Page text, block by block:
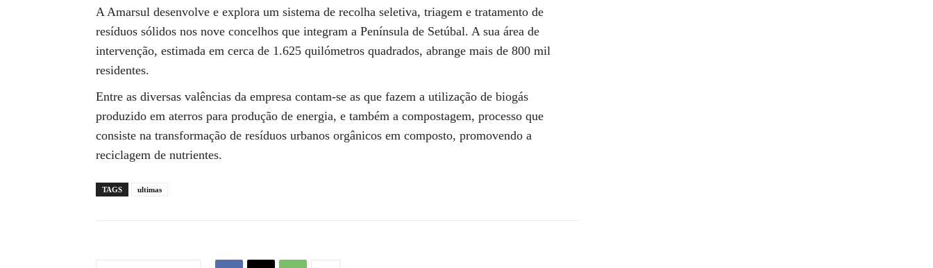
A Amarsul desenvolve e explora um sistema de recolha seletiva, triagem e tratamento de
resíduos sólidos nos nove concelhos que integram a Península de Setúbal. A sua área de
intervenção, estimada em cerca de 1.625 quilómetros quadrados, abrange mais de 800 mil
residentes.
Entre as diversas valências da empresa contam-se as que fazem a utilização de biogás
produzido em aterros para produção de energia, e também a compostagem, processo que
consiste na transformação de resíduos urbanos orgânicos em composto, promovendo a
reciclagem de nutrientes.
TAGS ultimas